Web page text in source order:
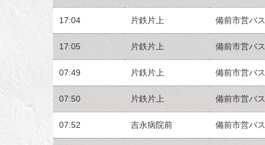
17:04 片鉄片上 備前市営バス
17:05 片鉄片上 備前市営バス
07:49 片鉄片上 備前市営バス
07:50 片鉄片上 備前市営バス
07:52 吉永病院前 備前市営バス